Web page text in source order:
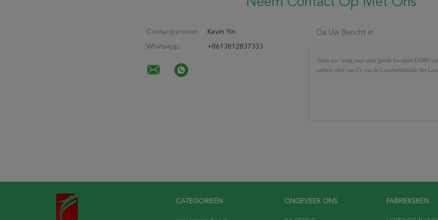
Contactpersoon: Kevin Yin
WhatsApp: +8613812837333
Ga Uw Bericht in
CATEGORIEËN ONGEVEER ONS FABRIEKSREIS